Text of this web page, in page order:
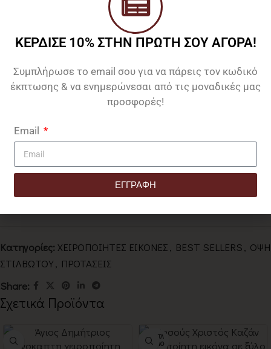
Απολυτίκιον:
ελεήμονι Θεώ, ίνα πταισμάτων άφεσιν, παράσχη ταις
ψυχαίς ημών”.
________________________________________________
Δείτε περισσότερες εικόνες του εργαστηρίου μας,
πατώντας “εδώ“.
Ακολουθήστε μας:Facebook Instagram
Κατηγορίες: ΧΕΙΡΟΠΟΙΗΤΕΣ ΕΙΚΟΝΕΣ, BEST SELLERS, ΟΨΗ
ΣΤΙΛΒΩΤΟΥ, ΠΡΟΤΑΣΕΙΣ
Share:
Σχετικά Προϊόντα
ΕΞΑΝΤΛ
ΗΜΈΝΟ
ΚΕΡΔΙΣΕ 10% ΣΤΗΝ ΠΡΩΤΗ ΣΟΥ ΑΓΟΡΑ!
Συμπλήρωσε το email σου για να πάρεις τον κωδικό
έκπτωσης & να ενημερώνεσαι από τις μοναδικές μας
προσφορές!
Email
ΕΓΓΡΑΦΗ